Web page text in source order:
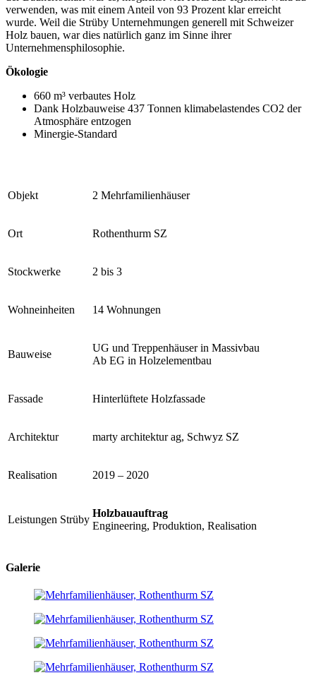
verwenden, was mit einem Anteil von 93 Prozent klar erreicht
wurde. Weil die Strüby Unternehmungen generell mit Schweizer
Holz bauen, war dies natürlich ganz im Sinne ihrer
Unternehmensphilosophie.
Ökologie
660 m³ verbautes Holz
Dank Holzbauweise 437 Tonnen klimabelastendes CO2 der
Atmosphäre entzogen
Minergie-Standard
Objekt 2 Mehrfamilienhäuser
Ort Rothenthurm SZ
Stockwerke 2 bis 3
Wohneinheiten 14 Wohnungen
Bauweise
UG und Treppenhäuser in Massivbau
Ab EG in Holzelementbau
Fassade Hinterlüftete Holzfassade
Architektur marty architektur ag, Schwyz SZ
Realisation 2019 – 2020
Leistungen Strüby
Holzbauauftrag
Engineering, Produktion, Realisation
Galerie